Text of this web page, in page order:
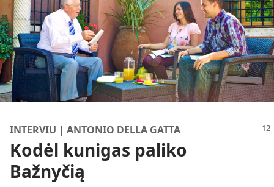
INTERVIU | ANTONIO DELLA GATTA
Kodėl kunigas paliko
Bažnyčią